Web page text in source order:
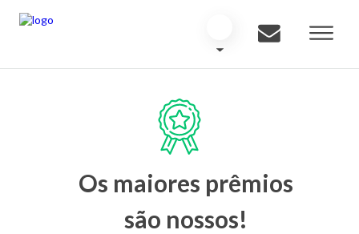
Os maiores prêmios
são nossos!